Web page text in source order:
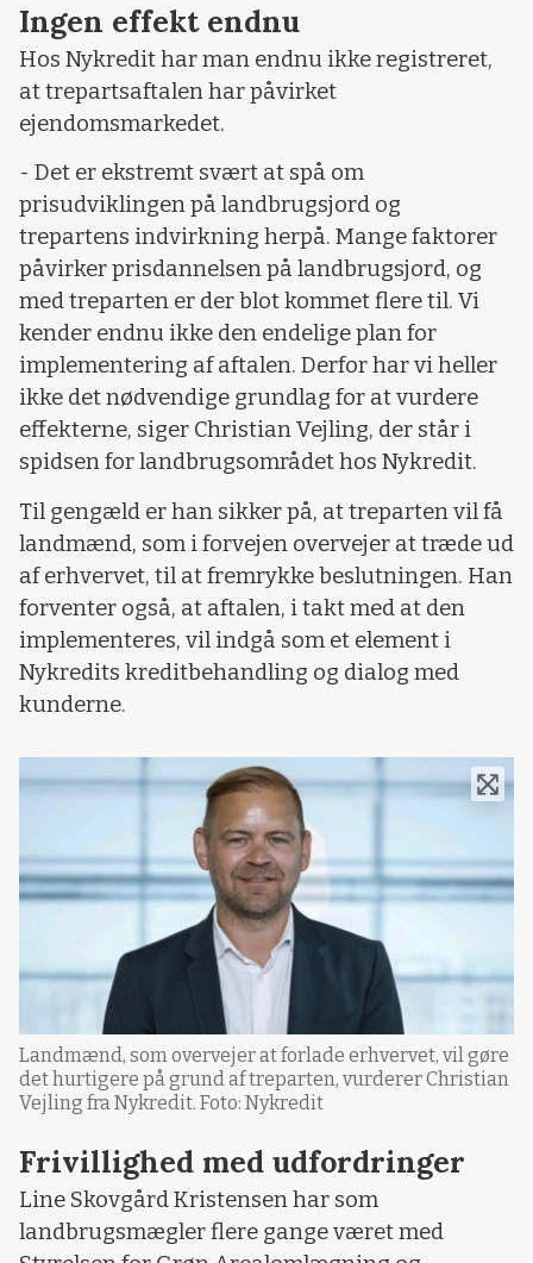
Ingen effekt endnu
Hos Nykredit har man endnu ikke registreret,
at trepartsaftalen har påvirket
ejendomsmarkedet.
- Det er ekstremt svært at spå om
prisudviklingen på landbrugsjord og
trepartens indvirkning herpå. Mange faktorer
påvirker prisdannelsen på landbrugsjord, og
med treparten er der blot kommet flere til. Vi
kender endnu ikke den endelige plan for
implementering af aftalen. Derfor har vi heller
ikke det nødvendige grundlag for at vurdere
effekterne, siger Christian Vejling, der står i
spidsen for landbrugsområdet hos Nykredit.
Til gengæld er han sikker på, at treparten vil få
landmænd, som i forvejen overvejer at træde ud
af erhvervet, til at fremrykke beslutningen. Han
forventer også, at aftalen, i takt med at den
implementeres, vil indgå som et element i
Nykredits kreditbehandling og dialog med
kunderne.
Landmænd, som overvejer at forlade erhvervet, vil gøre
det hurtigere på grund af treparten, vurderer Christian
Vejling fra Nykredit. Foto: Nykredit
Frivillighed med udfordringer
Line Skovgård Kristensen har som
landbrugsmægler flere gange været med